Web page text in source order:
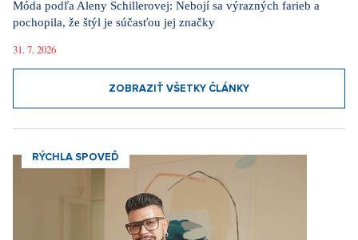
Móda podľa Aleny Schillerovej: Nebojí sa výrazných farieb a
pochopila, že štýl je súčasťou jej značky
31. 7. 2026
ZOBRAZIŤ VŠETKY ČLÁNKY
RÝCHLA SPOVEĎ